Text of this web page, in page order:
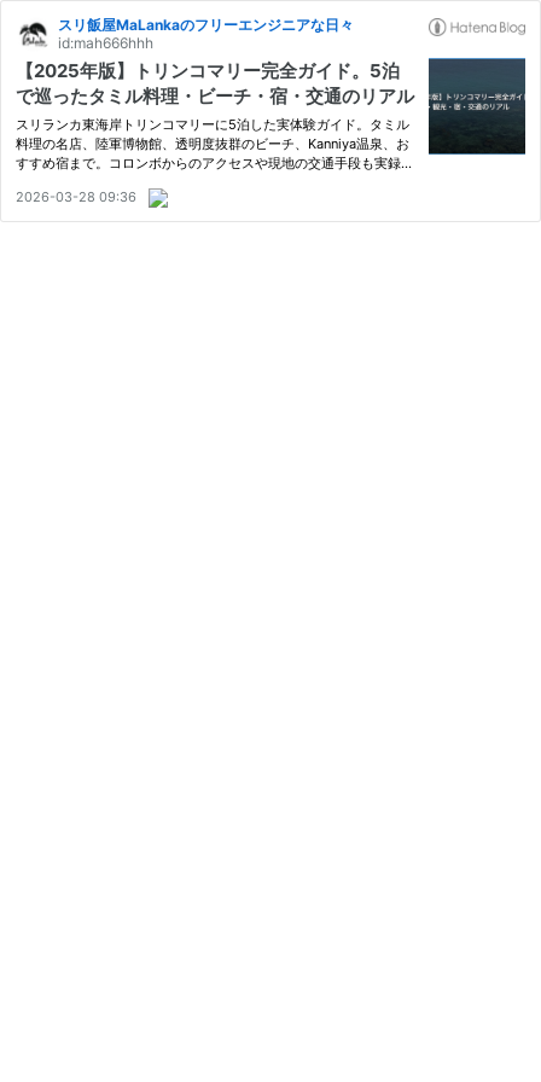
スリ飯屋MaLankaのフリーエンジニアな日々
id:mah666hhh
【2025年版】トリンコマリー完全ガイド。5泊
で巡ったタミル料理・ビーチ・宿・交通のリアル
スリランカ東海岸トリンコマリーに5泊した実体験ガイド。タミル
料理の名店、陸軍博物館、透明度抜群のビーチ、Kanniya温泉、お
すすめ宿まで。コロンボからのアクセスや現地の交通手段も実録で
2026-03-28 09:36